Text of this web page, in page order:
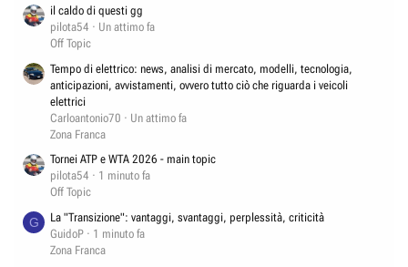
il caldo di questi gg
pilota54
Un attimo fa
Off Topic
Tempo di elettrico: news, analisi di mercato, modelli, tecnologia,
anticipazioni, avvistamenti, ovvero tutto ciò che riguarda i veicoli
elettrici
Carloantonio70
Un attimo fa
Zona Franca
Tornei ATP e WTA 2026 - main topic
pilota54
1 minuto fa
Off Topic
G
La "Transizione": vantaggi, svantaggi, perplessità, criticità
GuidoP
1 minuto fa
Zona Franca